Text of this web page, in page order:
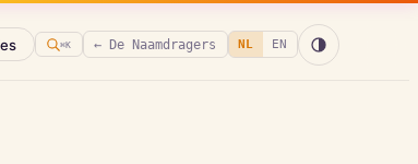
⌘K ← De Naamdragers NL EN